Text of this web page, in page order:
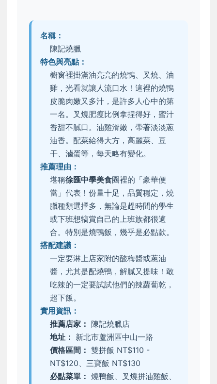
名稱：
陳記燒臘
特色與亮點：
櫥窗裡掛滿油亮亮的燒鴨、叉燒、油
雞，光看就讓人流口水！這裡的燒鴨
皮脆肉嫩又多汁，是許多人心中的第
一名。叉燒肥瘦比例拿捏得好，蜜汁
香甜不膩口。油雞滑嫩，帶著淡淡蔥
油香。配菜給得大方，高麗菜、豆
干、滷蛋等，每天略有變化。
推薦理由：
堪稱徐匯中學美食圈裡的「豪華便
當」代表！份量十足，品質穩定，燒
臘種類選擇多，無論是趕時間的學生
或下班想犒賞自己的上班族都很適
合。特別是燒鴨飯，幾乎是必點款。
搭配建議：
一定要淋上店家附的酸梅醬或蔥油
醬，尤其是配燒鴨，解膩又提味！敢
吃辣的一定要試試他們的辣蘿蔔乾，
超下飯。
實用資訊：
推薦店家： 陳記燒臘店
地址： 新北市蘆洲區中山一路
價格區間： 雙拼飯 NT$110 -
NT$120、三寶飯 NT$130
必點菜單： 燒鴨飯、叉燒拼油雞飯、